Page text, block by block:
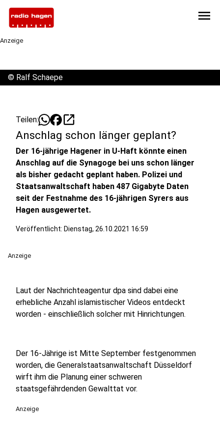
menu
Anzeige
© Ralf Schaepe
Teilen: open_in_new
Anschlag schon länger geplant?
Der 16-jährige Hagener in U-Haft könnte einen
Anschlag auf die Synagoge bei uns schon länger
als bisher gedacht geplant haben. Polizei und
Staatsanwaltschaft haben 487 Gigabyte Daten
seit der Festnahme des 16-jährigen Syrers aus
Hagen ausgewertet.
Veröffentlicht: Dienstag, 26.10.2021 16:59
Anzeige
Laut der Nachrichteagentur dpa sind dabei eine
erhebliche Anzahl islamistischer Videos entdeckt
worden - einschließlich solcher mit Hinrichtungen.
Der 16-Jährige ist Mitte September festgenommen
worden, die Generalstaatsanwaltschaft Düsseldorf
wirft ihm die Planung einer schweren
staatsgefährdenden Gewalttat vor.
Anzeige